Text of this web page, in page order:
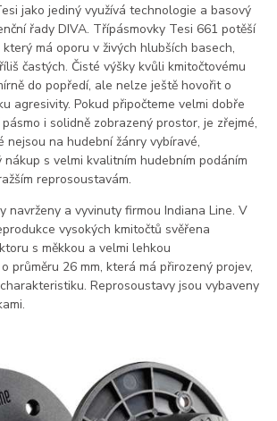
jako jediný využívá technologie a basový
řady DIVA. Třípásmovky Tesi 661 potěší
má oporu v živých hlubších basech,
častých. Čisté výšky kvůli kmitočtovému
do popředí, ale nelze ještě hovořit o
agresivity. Pokud připočteme velmi dobře
i solidně zobrazený prostor, je zřejmé,
nejsou na hudební žánry vybíravé,
s velmi kvalitním hudebním podáním
reprosoustavám.
navrženy a vyvinuty firmou Indiana Line. V
vysokých kmitočtů svěřena
s měkkou a velmi lehkou
průměru 26 mm, která má přirozený projev,
Reprosoustavy jsou vybaveny